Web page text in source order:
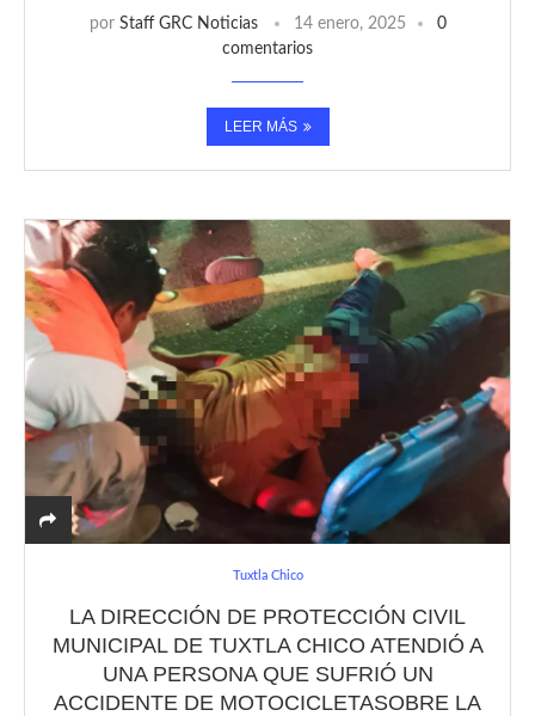
por Staff GRC Noticias 14 enero, 2025
0
comentarios
LEER MÁS
Tuxtla Chico
LA DIRECCIÓN DE PROTECCIÓN CIVIL
MUNICIPAL DE TUXTLA CHICO ATENDIÓ A
UNA PERSONA QUE SUFRIÓ UN
ACCIDENTE DE MOTOCICLETASOBRE LA